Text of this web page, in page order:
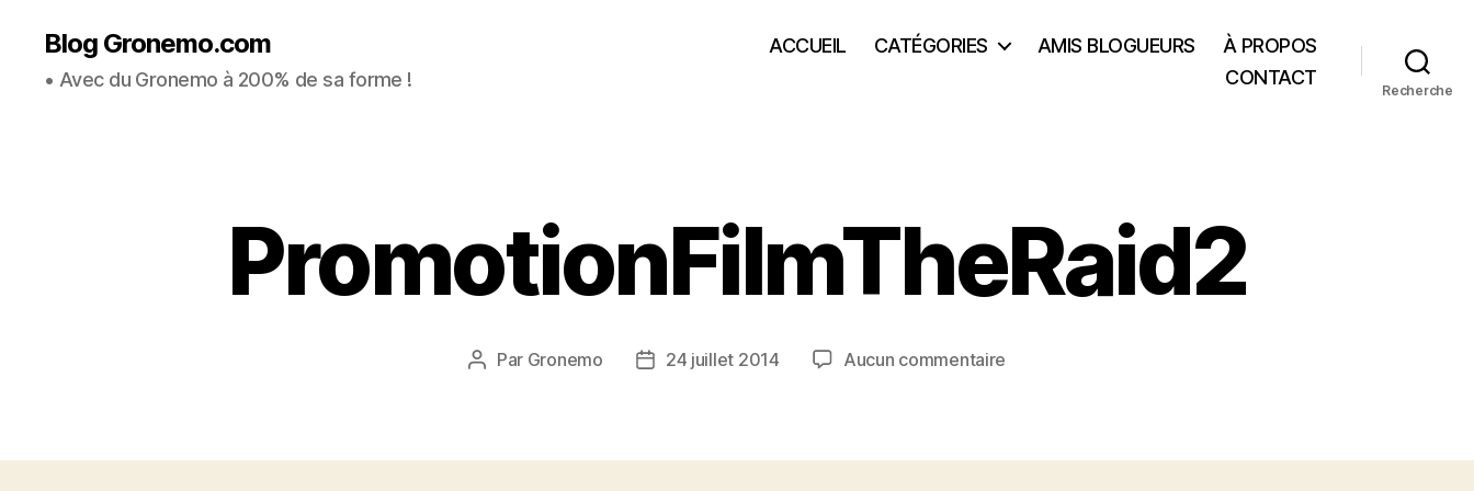
Blog Gronemo.com
• Avec du Gronemo à 200% de sa forme !
ACCUEIL CATÉGORIES AMIS BLOGUEURS
À PROPOS
CONTACT
Recherche
PromotionFilmTheRaid2
Auteur
Par Gronemo
Date24 juillet 2014 Aucun commentaire